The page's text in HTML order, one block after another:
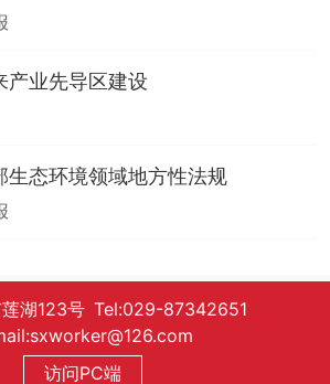
产业先导区建设
生态环境领域地方性法规
湖123号 Tel:029-87342651
访问PC端